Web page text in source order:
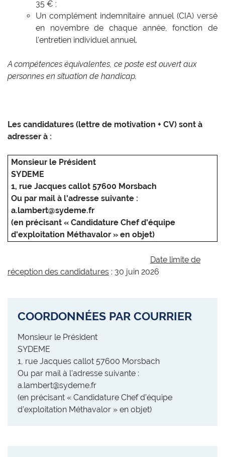
35 € ;
Un complément indemnitaire annuel (CIA) versé
en novembre de chaque année, fonction de
l'entretien individuel annuel.
A compétences équivalentes, ce poste est ouvert aux
personnes en situation de handicap.
Les candidatures (lettre de motivation + CV) sont à
adresser à :
Monsieur le Président
SYDEME
1, rue Jacques callot 57600 Morsbach
Ou par mail à l'adresse suivante :
a.lambert@sydeme.fr
(en précisant « Candidature Chef d'équipe
d'exploitation Méthavalor » en objet)
Date limite de
réception des candidatures : 30 juin 2026
COORDONNÉES PAR COURRIER
Monsieur le Président
SYDEME
1, rue Jacques callot 57600 Morsbach
Ou par mail à l’adresse suivante :
a.lambert@sydeme.fr
(en précisant « Candidature Chef d’équipe
d’exploitation Méthavalor » en objet)